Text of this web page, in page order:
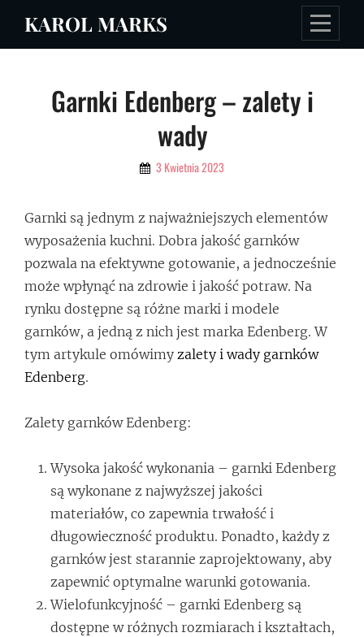
KAROL MARKS
Garnki Edenberg – zalety i
wady
By 3 Kwietnia 2023
Garnki są jednym z najważniejszych elementów
wyposażenia kuchni. Dobra jakość garnków
pozwala na efektywne gotowanie, a jednocześnie
może wpłynąć na zdrowie i jakość potraw. Na
rynku dostępne są różne marki i modele
garnków, a jedną z nich jest marka Edenberg. W
tym artykule omówimy zalety i wady garnków
Edenberg.
Zalety garnków Edenberg:
Wysoka jakość wykonania – garnki Edenberg
są wykonane z najwyższej jakości
materiałów, co zapewnia trwałość i
długowieczność produktu. Ponadto, każdy z
garnków jest starannie zaprojektowany, aby
zapewnić optymalne warunki gotowania.
Wielofunkcyjność – garnki Edenberg są
dostępne w różnych rozmiarach i kształtach,
Nawigacja
wpisu